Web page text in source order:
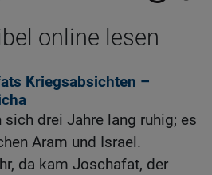
online lesen
Kriegsabsichten –
sich drei Jahre lang ruhig; es
Aram und Israel.
da kam Joschafat, der